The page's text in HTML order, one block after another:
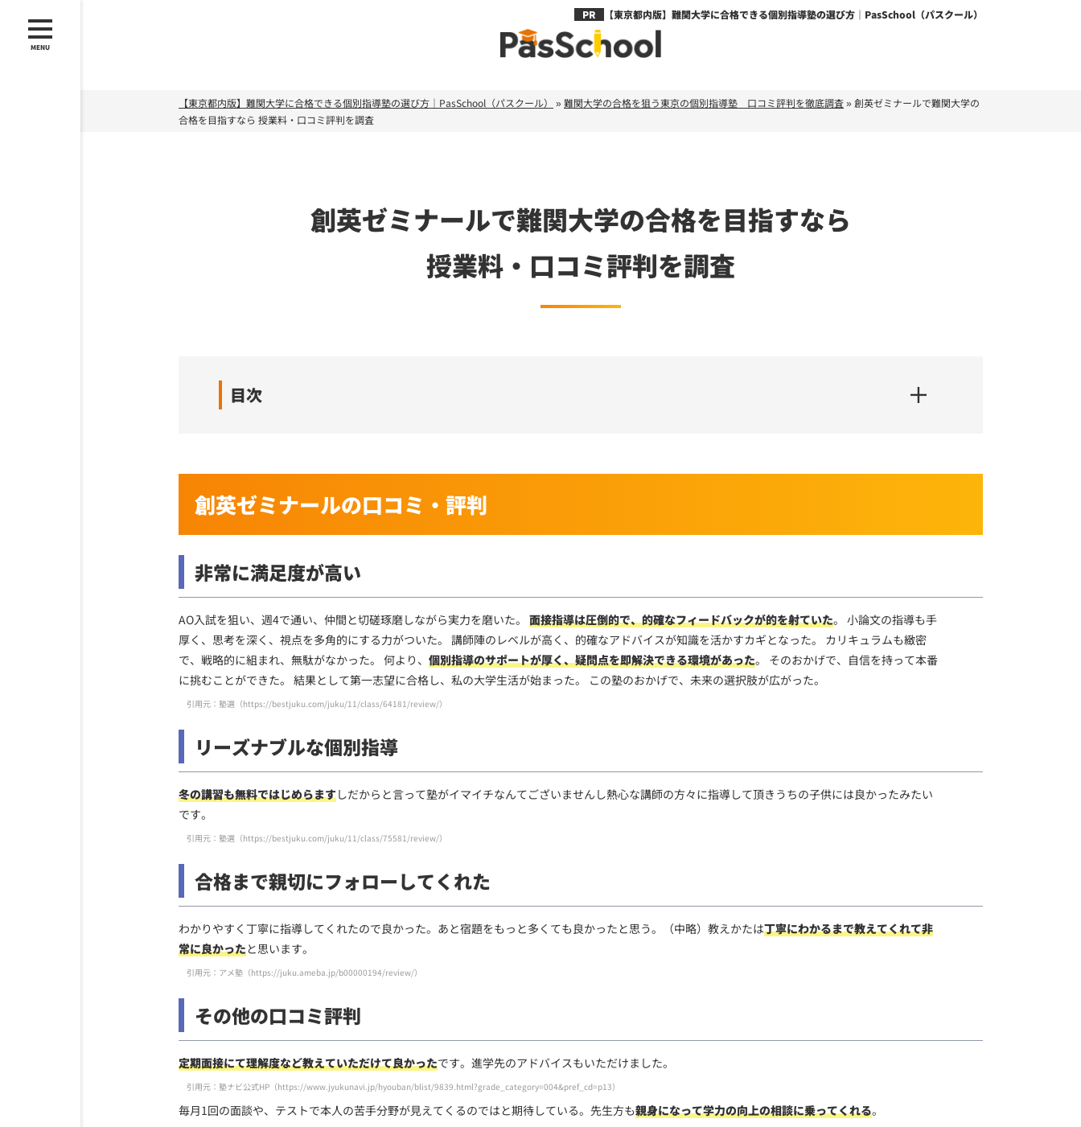
【東京都内版】難関大学に合格できる個別指導塾の選び方｜PasSchool（パスクール）
MENU
【東京都内版】難関大学に合格できる個別指導塾の選び方｜PasSchool（パスクール） » 難関大学の合格を狙う東京の個別指導塾 口コミ評判を徹底調査» 創英ゼミナールで難関大学の
合格を目指すなら 授業料・口コミ評判を調査
創英ゼミナールで難関大学の合格を目指すなら
授業料・口コミ評判を調査
目次
創英ゼミナールの口コミ・評判
非常に満足度が高い
AO入試を狙い、週4で通い、仲間と切磋琢磨しながら実力を磨いた。 面接指導は圧倒的で、的確なフィードバックが的を射ていた。 小論文の指導も手
厚く、思考を深く、視点を多角的にする力がついた。 講師陣のレベルが高く、的確なアドバイスが知識を活かすカギとなった。 カリキュラムも緻密
で、戦略的に組まれ、無駄がなかった。 何より、 個別指導のサポートが厚く、疑問点を即解決できる環境があった。 そのおかげで、自信を持って本番
に挑むことができた。 結果として第一志望に合格し、私の大学生活が始まった。 この塾のおかげで、未来の選択肢が広がった。
引用元：塾選（https://bestjuku.com/juku/11/class/64181/review/）
リーズナブルな個別指導
冬の講習も無料ではじめらますしだからと言って塾がイマイチなんてございませんし熱心な講師の方々に指導して頂きうちの子供には良かったみたい
です。
引用元：塾選（https://bestjuku.com/juku/11/class/75581/review/）
合格まで親切にフォローしてくれた
わかりやすく丁寧に指導してくれたので良かった。あと宿題をもっと多くても良かったと思う。（中略）教えかたは丁寧にわかるまで教えてくれて非
常に良かったと思います。
引用元：アメ塾（https://juku.ameba.jp/b00000194/review/）
その他の口コミ評判
定期面接にて理解度など教えていただけて良かったです。進学先のアドバイスもいただけました。
引用元：塾ナビ公式HP（https://www.jyukunavi.jp/hyouban/blist/9839.html?grade_category=004&pref_cd=p13）
毎月1回の面談や、テストで本人の苦手分野が見えてくるのではと期待している。先生方も親身になって学力の向上の相談に乗ってくれる。